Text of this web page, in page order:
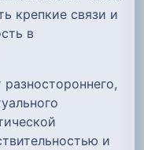
крепкие связи и
в
и